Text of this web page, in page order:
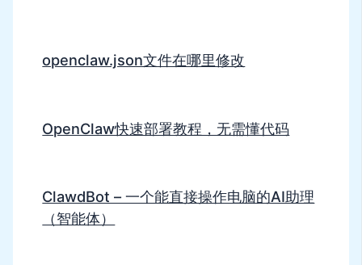
openclaw.json文件在哪里修改
OpenClaw快速部署教程，无需懂代码
ClawdBot – 一个能直接操作电脑的AI助理
（智能体）